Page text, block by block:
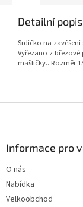
Detailní
Srdíčko na
Vyřezano z
mašličky.. Rozměr
Informace pro
O nás
Nabídka
Velkoobchod